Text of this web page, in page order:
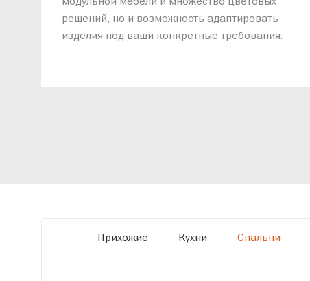
решений, но и возможность адаптировать
изделия под ваши конкретные требования.
Прихожие Кухни Спальни